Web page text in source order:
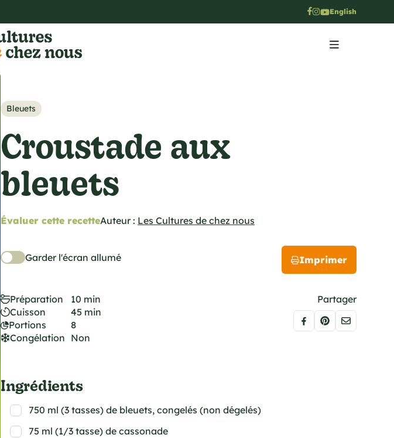
English
Bleuets
Croustade aux
bleuets
Évaluer cette recetteAuteur : Les Cultures de chez nous
Garder l'écran allumé Imprimer
Préparation
10 min
Cuisson
45 min
Portions
8
Congélation Non
Partager
Ingrédients
750 ml (3 tasses) de bleuets, congelés (non dégelés)
75 ml (1/3 tasse) de cassonade